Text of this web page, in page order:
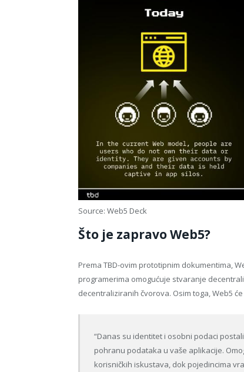
Source: Web5 Deck
Što je zapravo Web5?
Prema TBD-ovim prototipnim dokumentima,
programerima omogućuje stvaranje
decentraliziranih čvorova. Osim toga, Web5
“Danas su identitet i osobni podaci
pohranu podataka u vaše aplikacije.
korisničkih iskustava, dok pojedincima